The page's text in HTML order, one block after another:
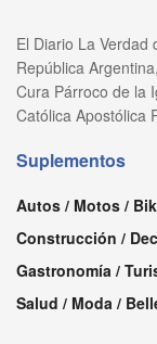
El Diario La Verdad
República
Cura Párroco de la
Católica Apostólica
Suplementos
Autos / Motos /
Construcción /
Gastronomía /
Salud / Moda /